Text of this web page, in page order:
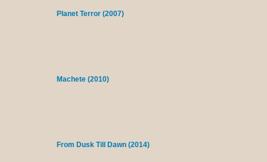
Planet Terror (2007)
Machete (2010)
From Dusk Till Dawn (2014)